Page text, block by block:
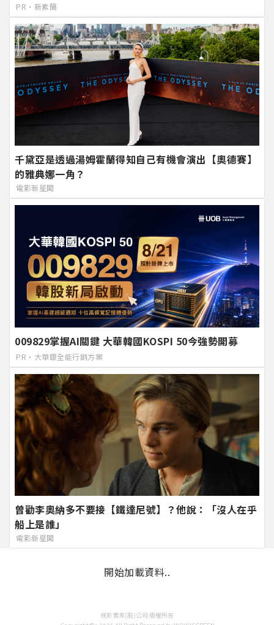
PR・新素簡
千黛亞是透過湯姆霍蘭得知自己有機會演出【奧德賽】
的雅典娜一角？
電影新星聞
009829掌握AI關鍵 大華韓國KOSPI 50今強勢開募
PR・大華銀全能行銷方案
曾勸李奧納多不要接【鐵達尼號】？他說：「沒人在乎
船上是誰」
電影新星聞
開始加載資料..
視影實業(股)公司 版權所有